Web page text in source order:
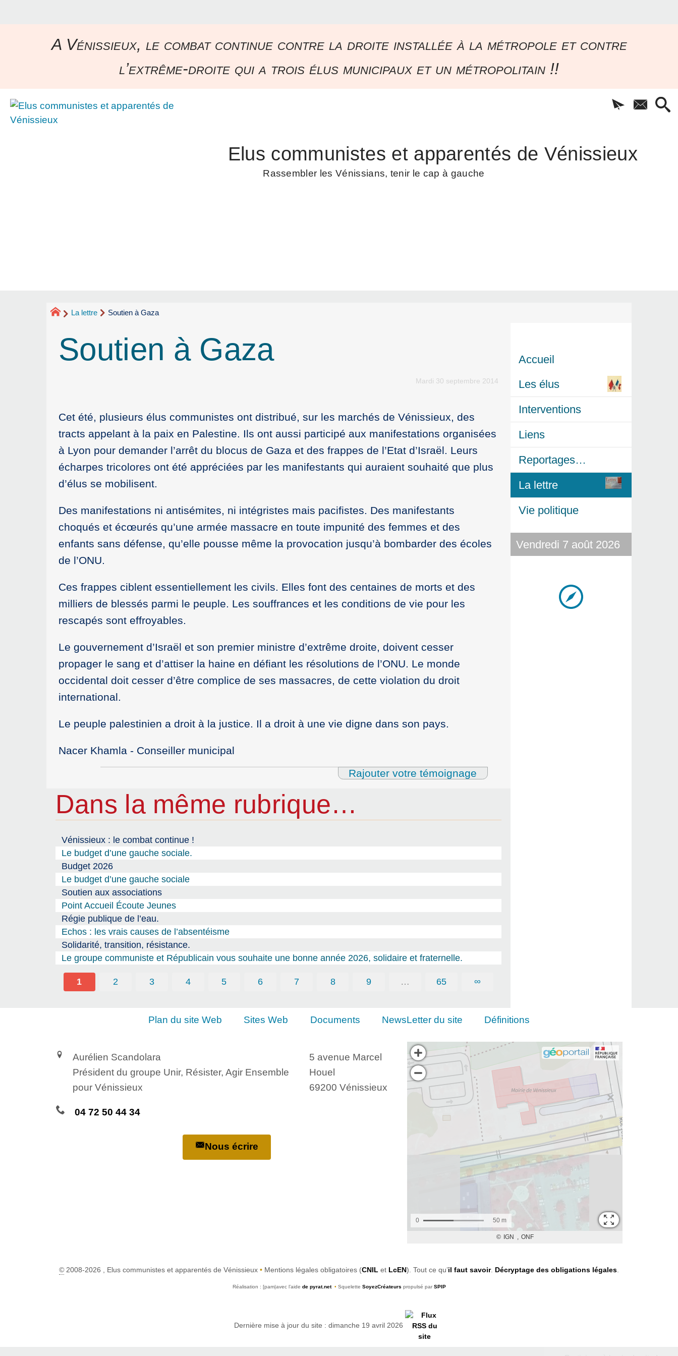
A Vénissieux, le combat continue contre la droite installée à la métropole et contre
l’extrême-droite qui a trois élus municipaux et un métropolitain !!
Elus communistes et apparentés de Vénissieux
Rassembler les Vénissians, tenir le cap à gauche
La lettre Soutien à Gaza
Soutien à Gaza
Mardi 30 septembre 2014
Cet été, plusieurs élus communistes ont distribué, sur les marchés de Vénissieux, des
tracts appelant à la paix en Palestine. Ils ont aussi participé aux manifestations organisées
à Lyon pour demander l’arrêt du blocus de Gaza et des frappes de l’Etat d’Israël. Leurs
écharpes tricolores ont été appréciées par les manifestants qui auraient souhaité que plus
d’élus se mobilisent.
Des manifestations ni antisémites, ni intégristes mais pacifistes. Des manifestants
choqués et écœurés qu’une armée massacre en toute impunité des femmes et des
enfants sans défense, qu’elle pousse même la provocation jusqu’à bombarder des écoles
de l’ONU.
Ces frappes ciblent essentiellement les civils. Elles font des centaines de morts et des
milliers de blessés parmi le peuple. Les souffrances et les conditions de vie pour les
rescapés sont effroyables.
Le gouvernement d’Israël et son premier ministre d’extrême droite, doivent cesser
propager le sang et d’attiser la haine en défiant les résolutions de l’ONU. Le monde
occidental doit cesser d’être complice de ses massacres, de cette violation du droit
international.
Le peuple palestinien a droit à la justice. Il a droit à une vie digne dans son pays.
Nacer Khamla - Conseiller municipal
Rajouter votre témoignage
Dans la même rubrique…
Vénissieux : le combat continue !
Le budget d’une gauche sociale.
Budget 2026
Le budget d’une gauche sociale
Soutien aux associations
Point Accueil Écoute Jeunes
Régie publique de l’eau.
Echos : les vrais causes de l’absentéisme
Solidarité, transition, résistance.
Le groupe communiste et Républicain vous souhaite une bonne année 2026, solidaire et fraternelle.
1 2 3 4 5 6 7 8 9 … 65 ∞
Accueil
Les élus
Interventions
Liens
Reportages…
La lettre
Vie politique
Vendredi 7 août 2026
Plan du site Web Sites Web Documents NewsLetter du site Définitions
Aurélien Scandolara
Président du groupe Unir, Résister, Agir Ensemble
pour Vénissieux
5 avenue Marcel
Houel
69200 Vénissieux
04 72 50 44 34
Nous écrire
©2008-2026 , Elus communistes et apparentés de Vénissieux • Mentions légales obligatoires (CNIL et LcEN). Tout ce qu’il faut savoir. Décryptage des obligations légales.
Réalisation : [pam|avec l’aide de pyrat.net • Squelette SoyezCréateurs propulsé par SPIP
Dernière mise à jour du site : dimanche 19 avril 2026